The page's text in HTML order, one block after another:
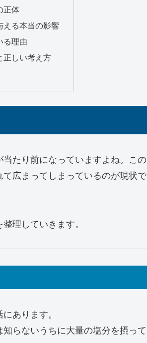
正体
える本当の影響
る理由
正しい考え方
たり前になっていますよね。この
広まってしまっているのが現状で
理していきます。
あります。
らないうちに大量の塩分を摂って